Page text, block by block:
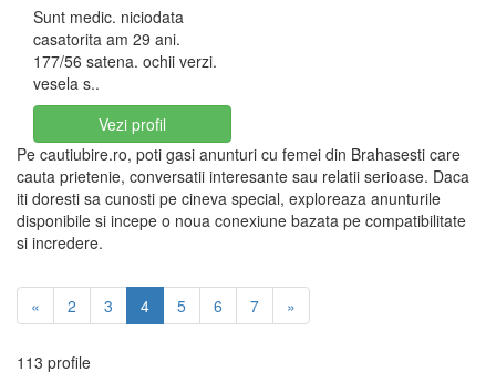
Sunt medic. niciodata
casatorita am 29 ani.
177/56 satena. ochii verzi.
vesela s..
Vezi profil
Pe cautiubire.ro, poti gasi anunturi cu femei din Brahasesti care
cauta prietenie, conversatii interesante sau relatii serioase. Daca
iti doresti sa cunosti pe cineva special, exploreaza anunturile
disponibile si incepe o noua conexiune bazata pe compatibilitate
si incredere.
« 2 3 4 5 6 7 »
113 profile